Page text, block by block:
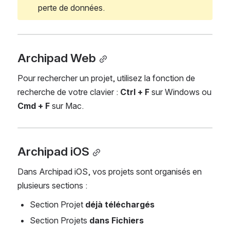
perte de données.
Archipad Web
Pour rechercher un projet, utilisez la fonction de
recherche de votre clavier : Ctrl + F
Cmd + F sur Mac.
Archipad iOS
Dans Archipad iOS, vos projets sont organisés en
plusieurs sections :
Section Projet déjà téléchargés
Section Projets dans Fichiers